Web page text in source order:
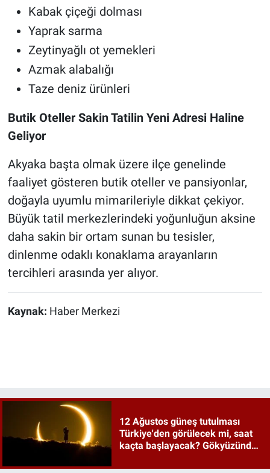
Kabak çiçeği dolması
Yaprak sarma
Zeytinyağlı ot yemekleri
Azmak alabalığı
Taze deniz ürünleri
Butik Oteller Sakin Tatilin Yeni Adresi Haline
Geliyor
Akyaka başta olmak üzere ilçe genelinde
faaliyet gösteren butik oteller ve pansiyonlar,
doğayla uyumlu mimarileriyle dikkat çekiyor.
Büyük tatil merkezlerindeki yoğunluğun aksine
daha sakin bir ortam sunan bu tesisler,
dinlenme odaklı konaklama arayanların
tercihleri arasında yer alıyor.
Kaynak: Haber Merkezi
12 Ağustos güneş tutulması
Türkiye'den görülecek mi, saat
kaçta başlayacak? Gökyüzünde